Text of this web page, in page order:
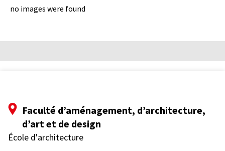
no images were found
Faculté d’aménagement, d’architecture,
d’art et de design
École d'architecture